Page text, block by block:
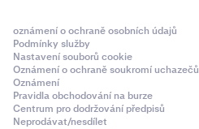
oznámení o ochraně osobních údajů
Podmínky služby
Nastavení souborů cookie
Oznámení o ochraně soukromí uchazečů
Oznámení
Pravidla obchodování na burze
Centrum pro dodržování předpisů
Neprodávat/nesdílet